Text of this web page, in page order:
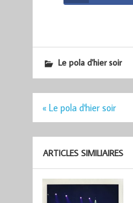
Le pola d'hier soir
Navigation
« Le pola d'hier soir
ARTICLES SIMILIAIRES